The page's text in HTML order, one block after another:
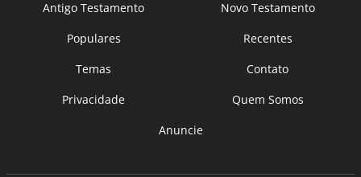
Antigo Testamento
Novo Testamento
Populares
Recentes
Temas
Contato
Privacidade
Quem Somos
Anuncie